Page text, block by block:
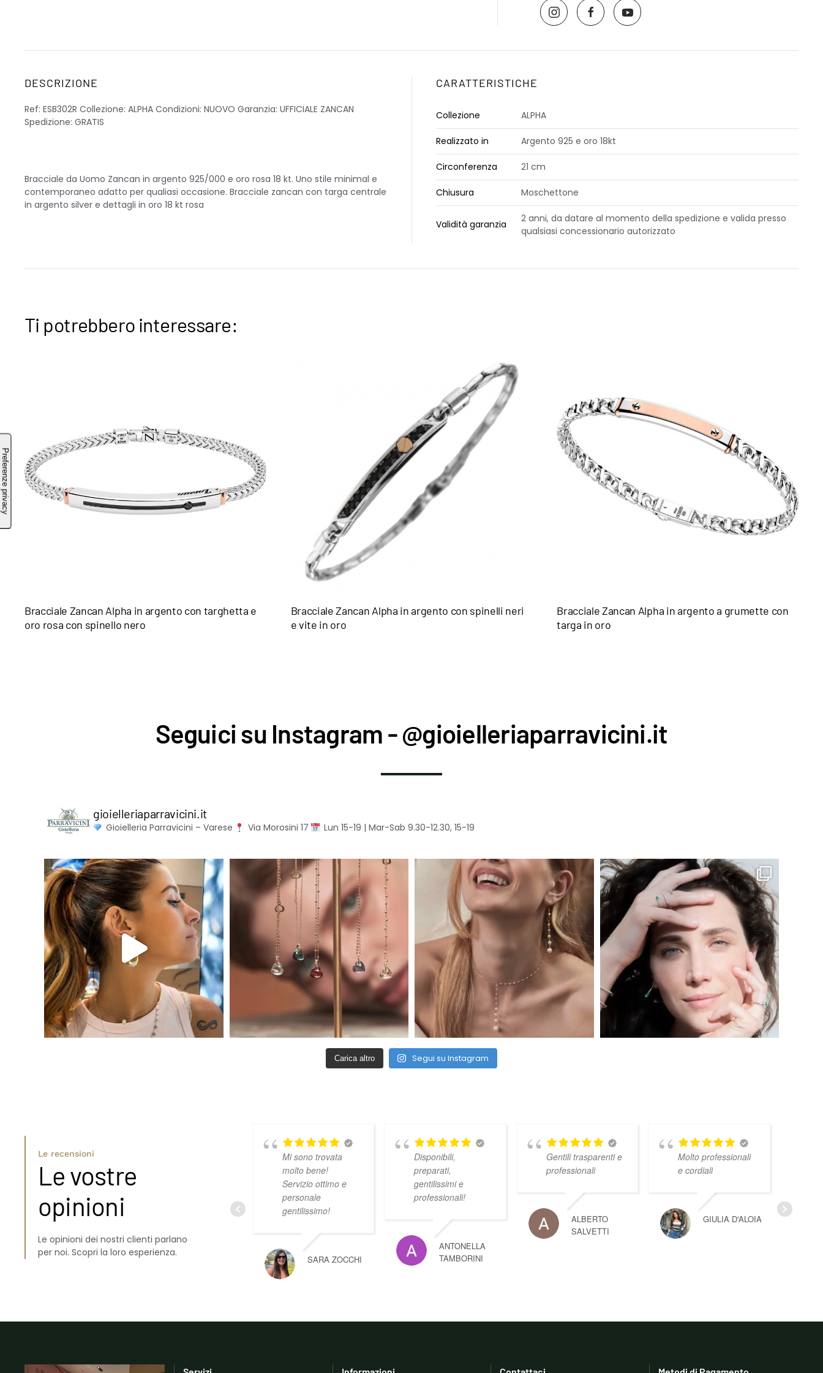
DESCRIZIONE
Ref: ESB302R Collezione: ALPHA Condizioni: NUOVO Garanzia: UFFICIALE ZANCAN
Spedizione: GRATIS
Bracciale da Uomo Zancan in argento 925/000 e oro rosa 18 kt. Uno stile minimal e
contemporaneo adatto per qualiasi occasione. Bracciale zancan con targa centrale
in argento silver e dettagli in oro 18 kt rosa
CARATTERISTICHE
Collezione ALPHA
Realizzato in Argento 925 e oro 18kt
Circonferenza 21 cm
Chiusura Moschettone
Validità garanzia
2 anni, da datare al momento della spedizione e valida presso
qualsiasi concessionario autorizzato
Ti potrebbero interessare:
Bracciale Zancan Alpha in argento con targhetta e
oro rosa con spinello nero
Bracciale Zancan Alpha in argento con spinelli neri
e vite in oro
Bracciale Zancan Alpha in argento a grumette con
targa in oro
Seguici su Instagram - @gioielleriaparravicini.it
gioielleriaparravicini.it
Gioielleria Parravicini – Varese Via Morosini 17 Lun 15-19 | Mar-Sab 9.30-12.30, 15-19
Carica altro Segui su Instagram
Le recensioni
Le vostre
opinioni
Le opinioni dei nostri clienti parlano
per noi. Scopri la loro esperienza.
Mi sono trovata
molto bene!
Servizio ottimo e
personale
gentilissimo!
SARA ZOCCHI
Disponibili,
preparati,
gentilissimi e
professionali!
ANTONELLA
TAMBORINI
Gentili trasparenti e
professionali
ALBERTO
SALVETTI
Molto professionali
e cordiali
GIULIA D'ALOIA